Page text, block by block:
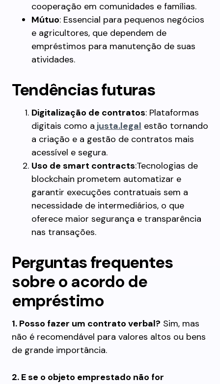
cooperação em comunidades e famílias.
Mútuo: Essencial para pequenos negócios
e agricultores, que dependem de
empréstimos para manutenção de suas
atividades.
Tendências futuras
Digitalização de contratos: Plataformas
digitais como a justa.legal estão tornando
a criação e a gestão de contratos mais
acessível e segura.
Uso de smart contracts:Tecnologias de
blockchain prometem automatizar e
garantir execuções contratuais sem a
necessidade de intermediários, o que
oferece maior segurança e transparência
nas transações.
Perguntas frequentes
sobre o acordo de
empréstimo
1. Posso fazer um contrato verbal? Sim, mas
não é recomendável para valores altos ou bens
de grande importância.
2. E se o objeto emprestado não for